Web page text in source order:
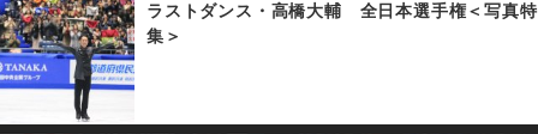
ラストダンス・高橋大輔 全日本選手権＜写真特
集＞